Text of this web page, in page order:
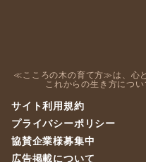
≪こころの木の育て方≫は、心
これからの生き方につ
サイト利用規約
プライバシーポリシー
協賛企業様募集中
広告掲載について